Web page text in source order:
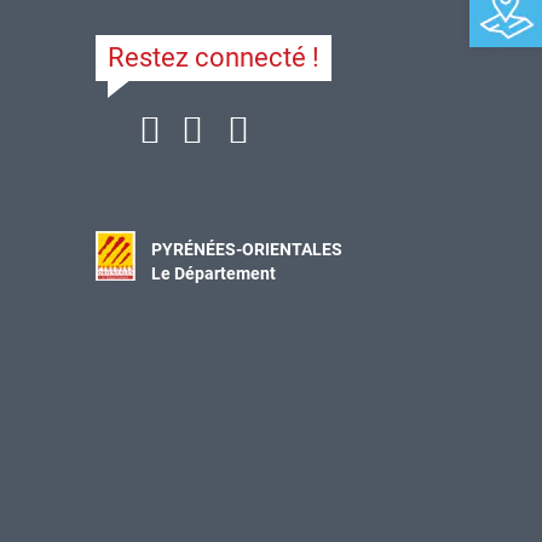
Restez connecté !
PYRÉNÉES-ORIENTALES
Le Département